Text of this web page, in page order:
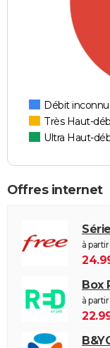
Débit inconnu
Très Haut-
Ultra Haut-
Offres internet
à
Box
à